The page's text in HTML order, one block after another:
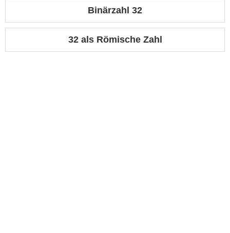
Binärzahl 32
32 als Römische Zahl